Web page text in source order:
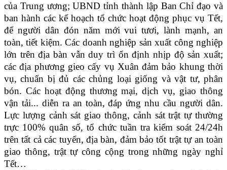
của Trung ương; UBND tỉnh thành lập Ban Chỉ đạo và
ban hành các kế hoạch tổ chức hoạt động phục vụ Tết,
để người dân đón năm mới vui tươi, lành mạnh, an
toàn, tiết kiệm. Các doanh nghiệp sản xuất công nghiệp
lớn trên địa bàn vẫn duy trì ổn định nhịp độ sản xuất;
các địa phương gieo cấy vụ Xuân đảm bảo khung thời
vụ, chuẩn bị đủ các chủng loại giống và vật tư, phân
bón. Các hoạt động thương mại, dịch vụ, giao thông
vận tải... diễn ra an toàn, đáp ứng nhu cầu người dân.
Lực lượng cảnh sát giao thông, cảnh sát trật tự thường
trực 100% quân số, tổ chức tuần tra kiểm soát 24/24h
trên tất cả các tuyến, địa bàn, đảm bảo tốt trật tự an toàn
giao thông, trật tự công cộng trong những ngày nghỉ
Tết…